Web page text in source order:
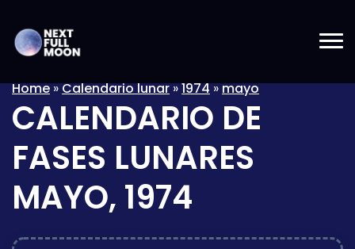
Home»Calendario lunar»1974»mayo
CALENDARIO DE
FASES LUNARES
MAYO, 1974